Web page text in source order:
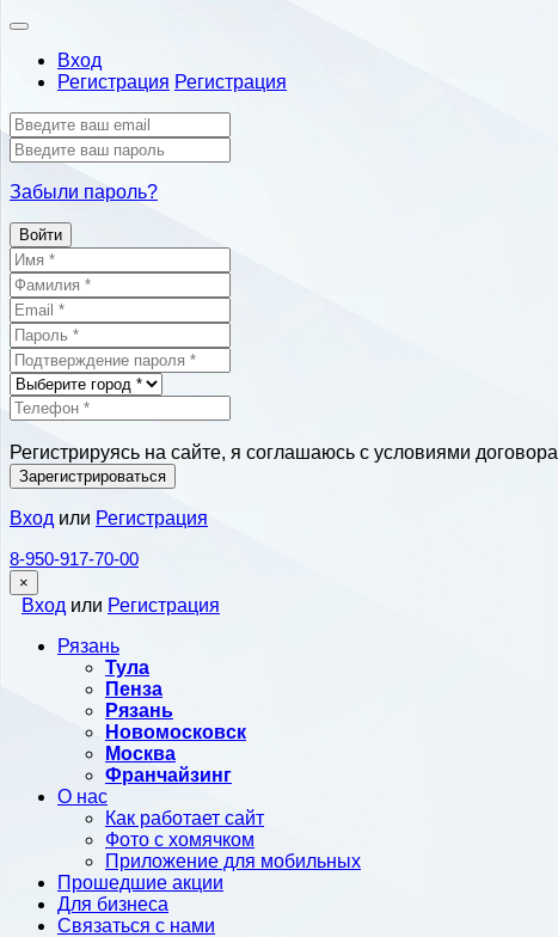
Вход
Регистрация Регистрация
Забыли пароль?
Войти
Регистрируясь на сайте, я соглашаюсь с условиями договора
Зарегистрироваться
Вход или Регистрация
8-950-917-70-00
×
Вход или Регистрация
Рязань
Тула
Пенза
Рязань
Новомосковск
Москва
Франчайзинг
О нас
Как работает сайт
Фото с хомячком
Приложение для мобильных
Прошедшие акции
Для бизнеса
Связаться с нами